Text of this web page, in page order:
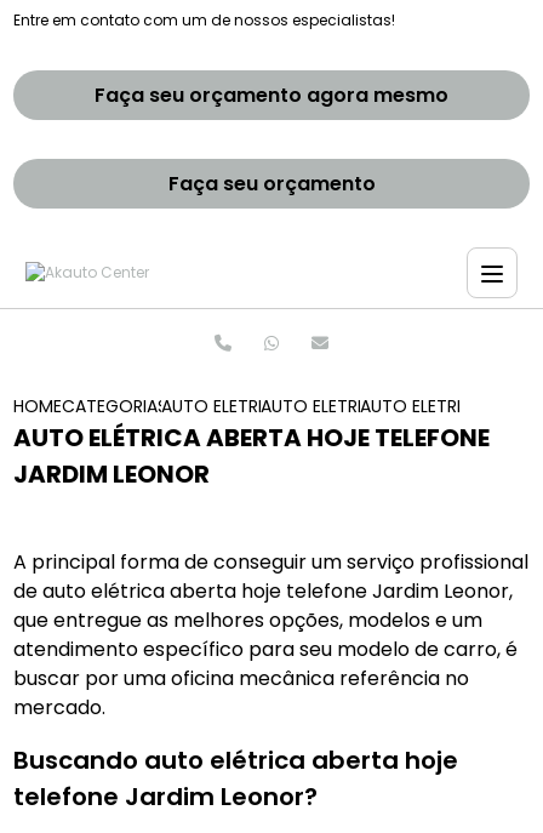
Entre em contato com um de nossos especialistas!
Faça seu orçamento agora mesmo
Faça seu orçamento
HOMECATEGORIASAUTO ELETRICASAUTO ELETRICO TROCA DE
AUTO ELETRICA
AUTO ELÉTRICA ABERTA HOJE TELEFONE
JARDIM LEONOR
A principal forma de conseguir um serviço profissional
de auto elétrica aberta hoje telefone Jardim Leonor,
que entregue as melhores opções, modelos e um
atendimento específico para seu modelo de carro, é
buscar por uma oficina mecânica referência no
mercado.
Buscando auto elétrica aberta hoje
telefone Jardim Leonor?